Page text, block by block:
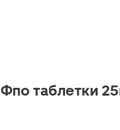
таблетки